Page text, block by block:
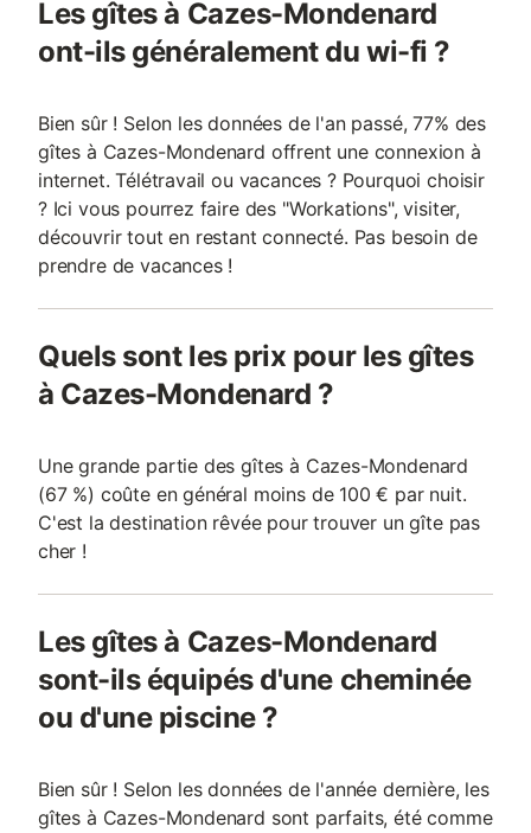
Les gîtes à Cazes-Mondenard
ont-ils généralement du wi-fi ?
Bien sûr ! Selon les données de l'an passé, 77% des
gîtes à Cazes-Mondenard offrent une connexion à
internet. Télétravail ou vacances ? Pourquoi choisir
? Ici vous pourrez faire des "Workations", visiter,
découvrir tout en restant connecté. Pas besoin de
prendre de vacances !
Quels sont les prix pour les gîtes
à Cazes-Mondenard ?
Une grande partie des gîtes à Cazes-Mondenard
(67 %) coûte en général moins de 100 € par nuit.
C'est la destination rêvée pour trouver un gîte pas
cher !
Les gîtes à Cazes-Mondenard
sont-ils équipés d'une cheminée
ou d'une piscine ?
Bien sûr ! Selon les données de l'année dernière, les
gîtes à Cazes-Mondenard sont parfaits, été comme